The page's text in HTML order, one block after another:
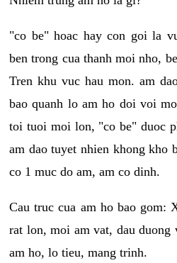
"co be" hoac hay con goi la
ben trong cua thanh moi nho,
Tren khu vuc hau mon. am
bao quanh lo am ho doi voi
toi tuoi moi lon, "co be" duoc
am dao tuyet nhien khong kho
co 1 muc do am, am co dinh.
Cau truc cua am ho bao gom:
rat lon, moi am vat, dau duong
am ho, lo tieu, mang trinh.